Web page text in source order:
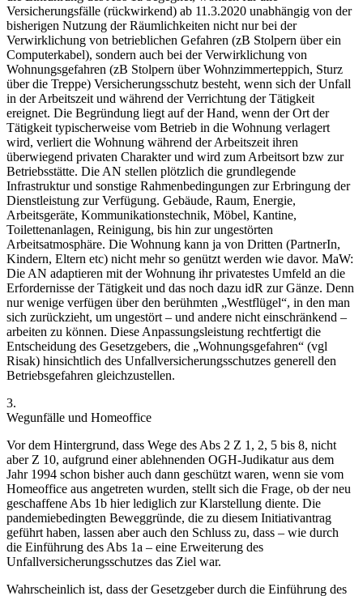
Versicherungsfälle (rückwirkend) ab 11.3.2020 unabhängig von der
bisherigen Nutzung der Räumlichkeiten nicht nur bei der
Verwirklichung von betrieblichen Gefahren (zB Stolpern über ein
Computerkabel), sondern auch bei der Verwirklichung von
Wohnungsgefahren (zB Stolpern über Wohnzimmerteppich, Sturz
über die Treppe) Versicherungsschutz besteht, wenn sich der Unfall
in der Arbeitszeit und während der Verrichtung der Tätigkeit
ereignet. Die Begründung liegt auf der Hand, wenn der Ort der
Tätigkeit typischerweise vom Betrieb in die Wohnung verlagert
wird, verliert die Wohnung während der Arbeitszeit ihren
überwiegend privaten Charakter und wird zum Arbeitsort bzw zur
Betriebsstätte. Die AN stellen plötzlich die grundlegende
Infrastruktur und sonstige Rahmenbedingungen zur Erbringung der
Dienstleistung zur Verfügung. Gebäude, Raum, Energie,
Arbeitsgeräte, Kommunikationstechnik, Möbel, Kantine,
Toilettenanlagen, Reinigung, bis hin zur ungestörten
Arbeitsatmosphäre. Die Wohnung kann ja von Dritten (PartnerIn,
Kindern, Eltern etc) nicht mehr so genützt werden wie davor. MaW:
Die AN adaptieren mit der Wohnung ihr privatestes Umfeld an die
Erfordernisse der Tätigkeit und das noch dazu idR zur Gänze. Denn
nur wenige verfügen über den berühmten „Westflügel“, in den man
sich zurückzieht, um ungestört – und andere nicht einschränkend –
arbeiten zu können. Diese Anpassungsleistung rechtfertigt die
Entscheidung des Gesetzgebers, die „Wohnungsgefahren“ (vgl
Risak) hinsichtlich des Unfallversicherungsschutzes generell den
Betriebsgefahren gleichzustellen.
3.
Wegunfälle und Homeoffice
Vor dem Hintergrund, dass Wege des Abs 2 Z 1, 2, 5 bis 8, nicht
aber Z 10, aufgrund einer ablehnenden OGH-Judikatur aus dem
Jahr 1994 schon bisher auch dann geschützt waren, wenn sie vom
Homeoffice aus angetreten wurden, stellt sich die Frage, ob der neu
geschaffene Abs 1b hier lediglich zur Klarstellung diente. Die
pandemiebedingten Beweggründe, die zu diesem Initiativantrag
geführt haben, lassen aber auch den Schluss zu, dass – wie durch
die Einführung des Abs 1a – eine Erweiterung des
Unfallversicherungsschutzes das Ziel war.
Wahrscheinlich ist, dass der Gesetzgeber durch die Einführung des